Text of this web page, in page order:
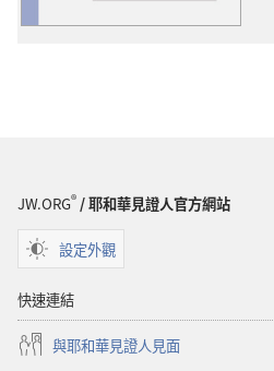
JW.ORG®/ 耶和華見證人官方網站
設定外觀
快速連結
與耶和華見證人見面